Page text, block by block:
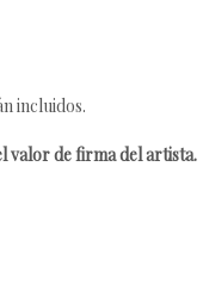
incluidos.
valor de firma del artista.